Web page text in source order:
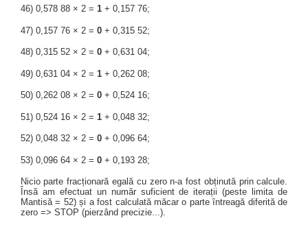
46) 0,578 88 × 2 = 1+ 0,157 76;
47) 0,157 76 × 2 = 0+ 0,315 52;
48) 0,315 52 × 2 = 0+ 0,631 04;
49) 0,631 04 × 2 = 1+ 0,262 08;
50) 0,262 08 × 2 = 0+ 0,524 16;
51) 0,524 16 × 2 = 1+ 0,048 32;
52) 0,048 32 × 2 = 0+ 0,096 64;
53) 0,096 64 × 2 = 0+ 0,193 28;
Nicio parte fracționară egală cu zero n-a fost obținută prin calcule.
Însă am efectuat un număr suficient de iterații (peste limita de
Mantisă = 52) și a fost calculată măcar o parte întreagă diferită de
zero => STOP (pierzând precizie...).